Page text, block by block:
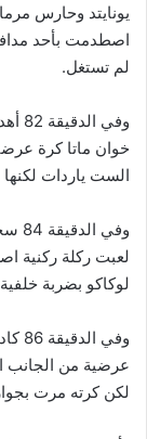
يونايتد وحارس
اصطدمت بأحد
لم تستغل.
خوان ماتا كرة
الست ياردات
لعبت ركلة ركنية
لوكاكو بضربة
عرضية من الجانب
لكن كرته مرت